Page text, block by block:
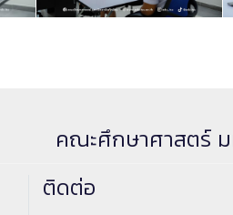
คณะศึกษาศาสตร์
ติดต่อ